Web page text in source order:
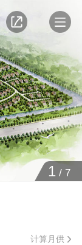
1 / 7
计算月供